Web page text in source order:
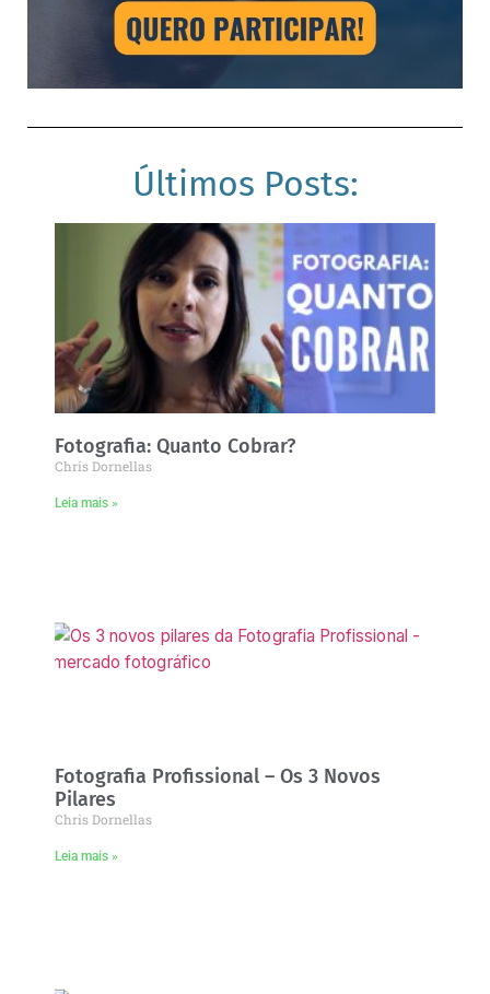
Últimos Posts:
Fotografia: Quanto Cobrar?
Chris Dornellas
Leia mais »
Fotografia Profissional – Os 3 Novos
Pilares
Chris Dornellas
Leia mais »